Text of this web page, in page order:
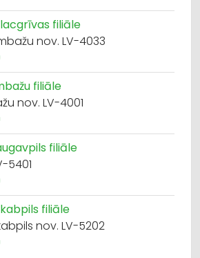
filiāle
nov. LV-4033
filiāle
nov. LV-4001
filiāle
5401
filiāle
nov. LV-5202